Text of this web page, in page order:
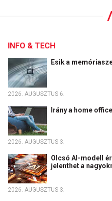
INFO & TECH
Esik a
2026. AUGUSZTUS 6.
Irány a home
2026. AUGUSZTUS 3.
Olcsó AI-modell
jelenthet a
2026. AUGUSZTUS 3.